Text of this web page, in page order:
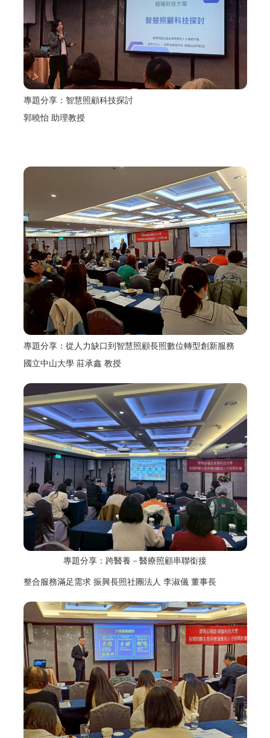
專題分享：智慧照顧科技探討
郭曉怡 助理教授
專題分享：從人力缺口到智慧照顧長照數位轉型創新服務
國立中山大學 莊承鑫 教授
專題分享： 跨醫養－醫療照顧串聯銜接
整合服務滿足需求 振興長照社團法人 李淑儀 董事長